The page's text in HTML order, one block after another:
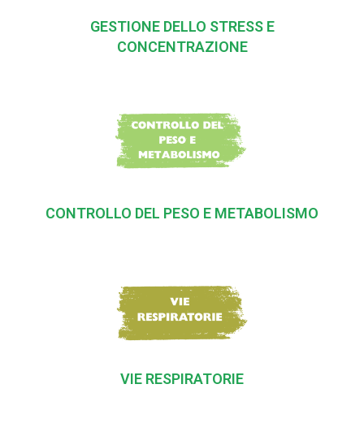
GESTIONE DELLO STRESS E
CONCENTRAZIONE
CONTROLLO DEL PESO E METABOLISMO
VIE RESPIRATORIE